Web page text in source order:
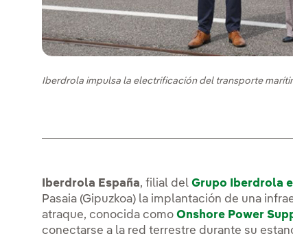
Iberdrola impulsa la electrificación del transporte
Iberdrola España, filial delGrupo Iberdrola
Pasaia (Gipuzkoa) la implantación de una
atraque, conocida comoOnshore Power
conectarse a la red terrestre durante su